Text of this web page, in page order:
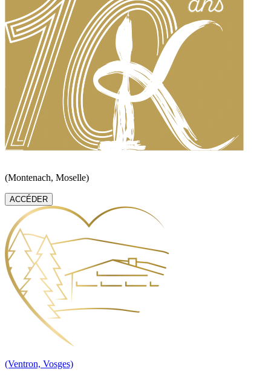
(Montenach, Moselle)
ACCÉDER
(Ventron, Vosges)